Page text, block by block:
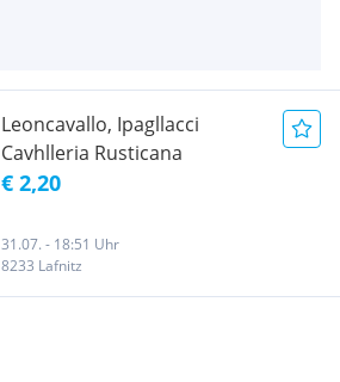
Leoncavallo, Ipagllacci
Cavhlleria Rusticana
€ 2,20
31.07. - 18:51 Uhr
8233 Lafnitz